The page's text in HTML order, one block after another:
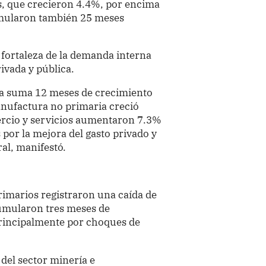
que crecieron 4.4%, por encima
también 25 meses
de la demanda interna
y pública.
suma 12 meses de crecimiento
no primaria creció
y servicios aumentaron 7.3%
la mejora del gasto privado y
manifestó.
registraron una caída de
tres meses de
por choques de
sector minería e